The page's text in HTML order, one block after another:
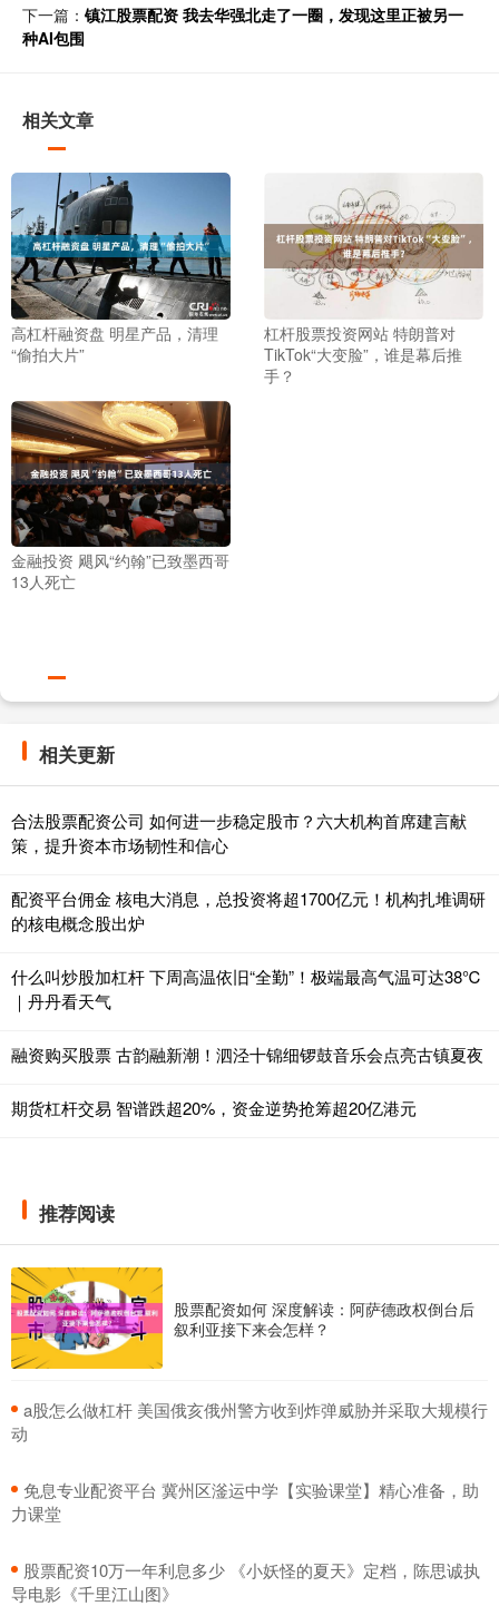
下一篇： 镇江股票配资 我去华强北走了一圈，发现这里正被另一
种AI包围
相关文章
高杠杆融资盘 明星产品，清理
“偷拍大片”
杠杆股票投资网站 特朗普对
TikTok“大变脸”，谁是幕后推
手？
金融投资 飓风“约翰”已致墨西哥
13人死亡
相关更新
合法股票配资公司 如何进一步稳定股市？六大机构首席建言献
策，提升资本市场韧性和信心
配资平台佣金 核电大消息，总投资将超1700亿元！机构扎堆调研
的核电概念股出炉
什么叫炒股加杠杆 下周高温依旧“全勤”！极端最高气温可达38℃
｜丹丹看天气
融资购买股票 古韵融新潮！泗泾十锦细锣鼓音乐会点亮古镇夏夜
期货杠杆交易 智谱跌超20%，资金逆势抢筹超20亿港元
推荐阅读
股票配资如何 深度解读：阿萨德政权倒台后
叙利亚接下来会怎样？
​a股怎么做杠杆 美国俄亥俄州警方收到炸弹威胁并采取大规模行
动
​免息专业配资平台 冀州区滏运中学【实验课堂】精心准备，助
力课堂
​股票配资10万一年利息多少 《小妖怪的夏天》定档，陈思诚执
导电影《千里江山图》